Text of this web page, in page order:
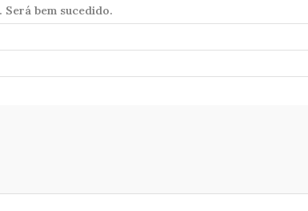
bem sucedido.